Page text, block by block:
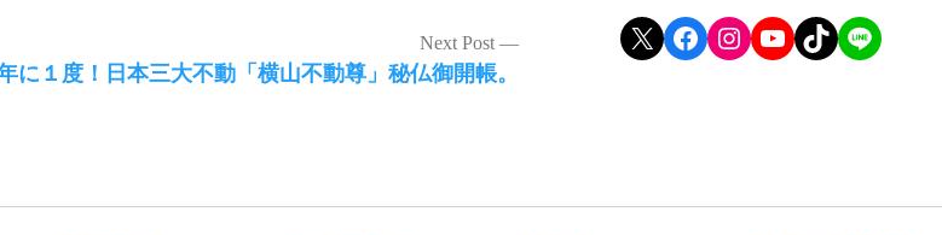
Next Post
に１度！日本三大不動「横山不動尊」秘仏御開帳。
X Facebook Instagram YouTube TikTok LINE